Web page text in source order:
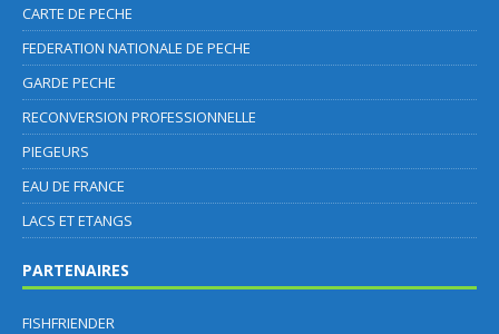
CARTE DE PECHE
FEDERATION NATIONALE DE PECHE
GARDE PECHE
RECONVERSION PROFESSIONNELLE
PIEGEURS
EAU DE FRANCE
LACS ET ETANGS
PARTENAIRES
FISHFRIENDER